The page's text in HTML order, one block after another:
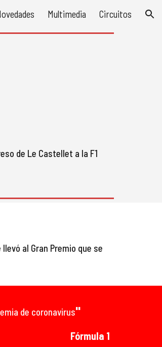
Multimedia Circuitos
de Le Castellet a la F1
al Gran Premio que se
de coronavirus"
Fórmula 1